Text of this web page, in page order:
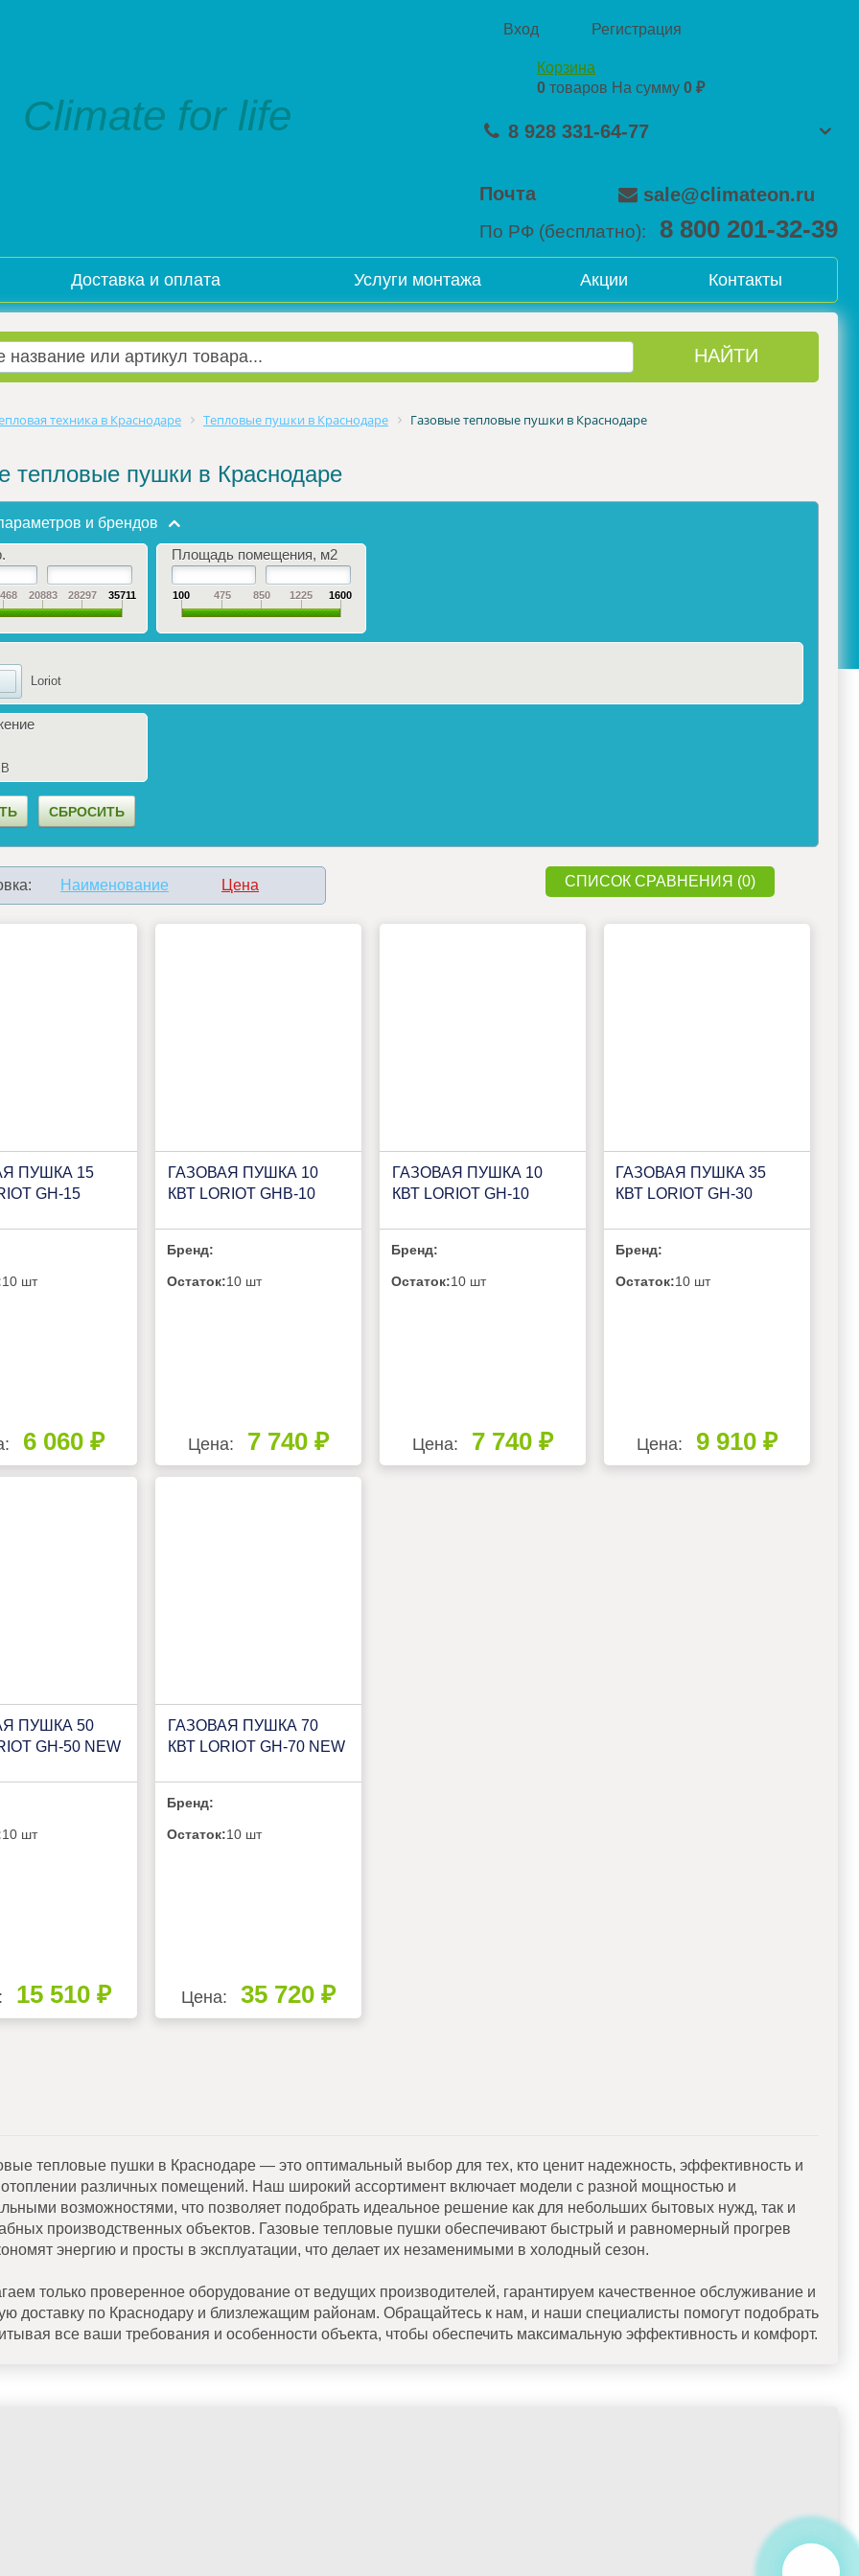
Climate for life
Вход Регистрация
Корзина
0 товаров На сумму 0 ₽
8 928 331-64-77
Почта sale@climateon.ru
По РФ (бесплатно): 8 800 201-32-39
Доставка и оплата Услуги монтажа Акции Контакты
техника в Краснодаре Тепловые пушки в Краснодаре Газовые тепловые пушки в Краснодаре
тепловые пушки в Краснодаре
и брендов
20883 28297 35711
Площадь помещения, м2
100 475 850 1225 1600
Loriot
Наименование Цена СПИСОК СРАВНЕНИЯ (0)
ПУШКА 15
GH-15
10 шт
6 060 ₽
ГАЗОВАЯ ПУШКА 10
КВТ LORIOT GHB-10
Бренд:
Остаток:10 шт
Цена: 7 740 ₽
ГАЗОВАЯ ПУШКА 10
КВТ LORIOT GH-10
Бренд:
Остаток:10 шт
Цена: 7 740 ₽
ГАЗОВАЯ ПУШКА 35
КВТ LORIOT GH-30
Бренд:
Остаток:10 шт
Цена: 9 910 ₽
ПУШКА 50
GH-50 NEW
10 шт
15 510 ₽
ГАЗОВАЯ ПУШКА 70
КВТ LORIOT GH-70 NEW
Бренд:
Остаток:10 шт
Цена: 35 720 ₽
тепловые пушки в Краснодаре — это оптимальный выбор для тех, кто ценит надежность, эффективность и
различных помещений. Наш широкий ассортимент включает модели с разной мощностью и
возможностями, что позволяет подобрать идеальное решение как для небольших бытовых нужд, так и
производственных объектов. Газовые тепловые пушки обеспечивают быстрый и равномерный прогрев
энергию и просты в эксплуатации, что делает их незаменимыми в холодный сезон.
только проверенное оборудование от ведущих производителей, гарантируем качественное обслуживание и
доставку по Краснодару и близлежащим районам. Обращайтесь к нам, и наши специалисты помогут подобрать
все ваши требования и особенности объекта, чтобы обеспечить максимальную эффективность и комфорт.